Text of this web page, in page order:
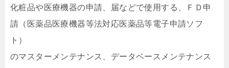
化粧品や医療機器の申請、届などで使用する、ＦＤ申
請（医薬品医療機器等法対応医薬品等電子申請ソフ
ト）
のマスターメンテナンス、データベースメンテナンス